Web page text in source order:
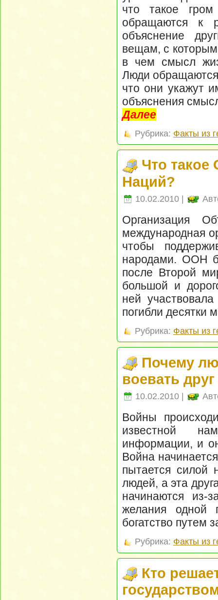
что такое
обращаются к
объяснение
вещам, с
в чем смысл
Люди
что они укажут
объяснения
Далее
Рубрика: Факты из
Что
Наций?
10.02.2010 |
Организация
международная
чтобы
народами. ООН
после Второй
большой и
ней
погибли десятки
Рубрика: Факты из
Почему
воевать
10.02.2010 |
Войны
известной
информации, и
Война
пытается силой
людей, а эта
начинаются из-
желания одной
богатство путем
Рубрика: Факты из
Кто